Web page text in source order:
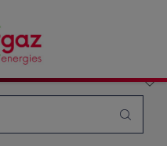
de vente (revendeur /
de gaz ou station GPL